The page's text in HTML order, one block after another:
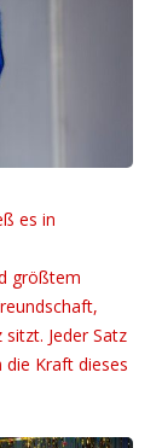
es in
größtem
sitzt. Jeder Satz
die Kraft dieses